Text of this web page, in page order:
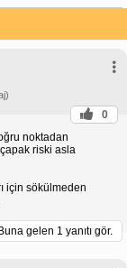
0
noktadan
riski asla
için sökülmeden
gelen 1 yanıtı gör.